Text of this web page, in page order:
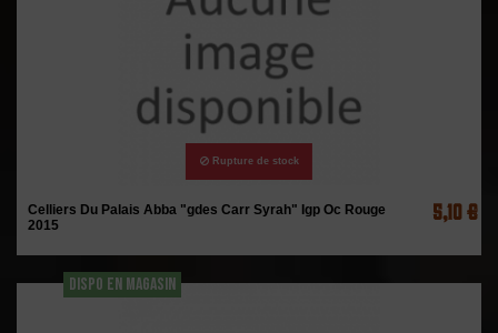
Rupture de stock
Celliers Du Palais Abba "gdes Carr Syrah" Igp Oc Rouge
2015
5,10 €
DISPO EN MAGASIN